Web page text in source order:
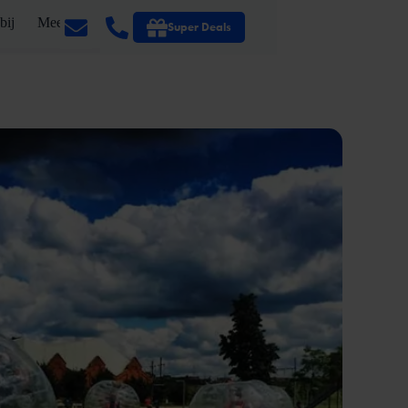
Meer Super Deals